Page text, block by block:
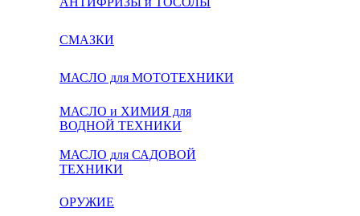
СМАЗКИ
МАСЛО для МОТОТЕХНИКИ
МАСЛО и ХИМИЯ для
ВОДНОЙ ТЕХНИКИ
МАСЛО для САДОВОЙ
ТЕХНИКИ
ОРУЖИЕ